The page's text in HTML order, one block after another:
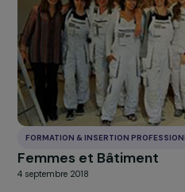
FORMATION & INSERTION
Soutien à l’insertion
femmes rurales par